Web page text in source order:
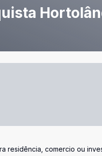
residência, comercio ou